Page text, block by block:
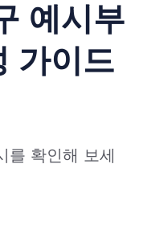
예시부
가이드
를 확인해 보세